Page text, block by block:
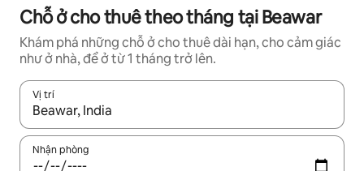
Chỗ ở cho thuê theo tháng tại Beawar
Khám phá những chỗ ở cho thuê dài hạn, cho cảm giác
như ở nhà, để ở từ 1 tháng trở lên.
Vị trí
Khi có kết quả, hãy điều hướng bằng phím mũi tên lên và
Nhận phòng